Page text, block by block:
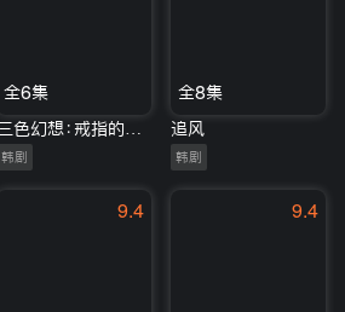
全6集
韩剧
全8集
追风
韩剧
9.4 9.4